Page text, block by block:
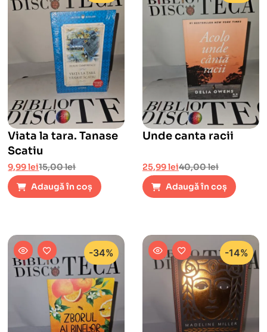
Viata la tara. Tanase
Scatiu
15,00lei
9,99lei
Adaugă în coș
Unde canta racii
40,00lei
25,99lei
Adaugă în coș
-34% -14%